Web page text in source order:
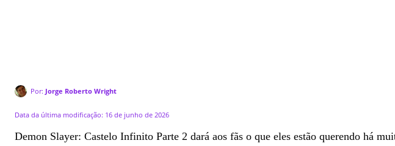
Por: Jorge Roberto Wright
Data da última modificação: 16 de junho de 2026
Demon Slayer: Castelo Infinito Parte 2 dará aos fãs o que eles estão querendo há